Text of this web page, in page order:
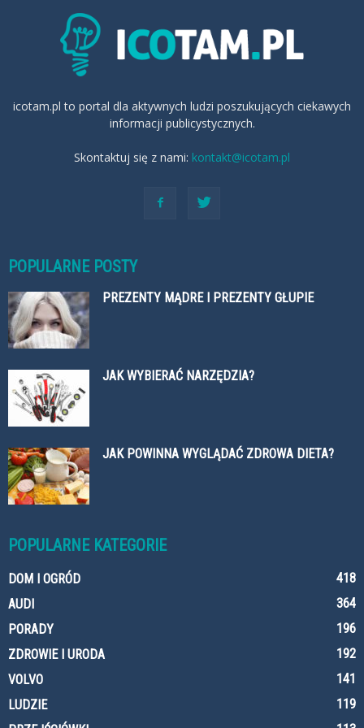
icotam.pl to portal dla aktywnych ludzi poszukujących ciekawych
informacji publicystycznych.
Skontaktuj się z nami: kontakt@icotam.pl
POPULARNE POSTY
PREZENTY MĄDRE I PREZENTY GŁUPIE
JAK WYBIERAĆ NARZĘDZIA?
JAK POWINNA WYGLĄDAĆ ZDROWA DIETA?
POPULARNE KATEGORIE
DOM I OGRÓD
418
AUDI
364
PORADY
196
ZDROWIE I URODA
192
VOLVO
141
LUDZIE
119